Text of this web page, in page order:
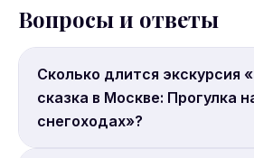
Вопросы и ответы
Сколько длится экскурсия
сказка в Москве: Прогулка
снегоходах»?